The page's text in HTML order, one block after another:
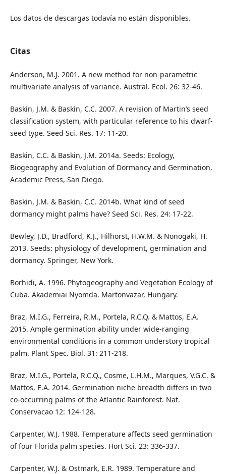
Los datos de descargas todavía no están disponibles.
Citas
Anderson, M.J. 2001. A new method for non-parametric
multivariate analysis of variance. Austral. Ecol. 26: 32-46.
Baskin, J.M. & Baskin, C.C. 2007. A revision of Martin’s seed
classification system, with particular reference to his dwarf-
seed type. Seed Sci. Res. 17: 11-20.
Baskin, C.C. & Baskin, J.M. 2014a. Seeds: Ecology,
Biogeography and Evolution of Dormancy and Germination.
Academic Press, San Diego.
Baskin, J.M. & Baskin, C.C. 2014b. What kind of seed
dormancy might palms have? Seed Sci. Res. 24: 17-22.
Bewley, J.D., Bradford, K.J., Hilhorst, H.W.M. & Nonogaki, H.
2013. Seeds: physiology of development, germination and
dormancy. Springer, New York.
Borhidi, A. 1996. Phytogeography and Vegetation Ecology of
Cuba. Akademiai Nyomda. Martonvazar, Hungary.
Braz, M.I.G., Ferreira, R.M., Portela, R.C.Q. & Mattos, E.A.
2015. Ample germination ability under wide-ranging
environmental conditions in a common understory tropical
palm. Plant Spec. Biol. 31: 211-218.
Braz, M.I.G., Portela, R.C.Q., Cosme, L.H.M., Marques, V.G.C. &
Mattos, E.A. 2014. Germination niche breadth differs in two
co-occurring palms of the Atlantic Rainforest. Nat.
Conservacao 12: 124-128.
Carpenter, W.J. 1988. Temperature affects seed germination
of four Florida palm species. Hort Sci. 23: 336-337.
Carpenter, W.J. & Ostmark, E.R. 1989. Temperature and